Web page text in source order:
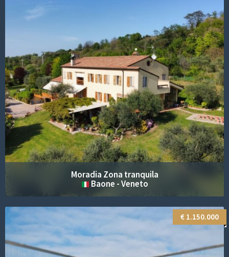
Castelo Mar
Cabarete - Costa nord Repubblica Dominicana
€ 2.320.000